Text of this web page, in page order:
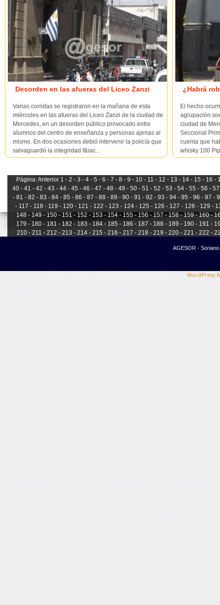
Desorden en las afueras del Liceo Zanzi
Varias corridas se registraron en la mañana de esta
miércoles en las afueras del Liceo Zanzi de la ciudad de
Mercedes, en un desorden público provocado entre
alumnos del centro de enseñanza y personas ajenas al
mismo. En dos ocasiones debió intervenir la policía que
salvaguardó la integridad f&iac...
¿Habrá
El hecho
agrupación
ciudad de
Seccional
cuenta que
whisky 100
Página:Anterior 1 -2 -3 -4 -5 -6 -7 -8 -9 -10 -11 -12 -13 -14 -15 -16 -
40 - 41 - 42 - 43 - 44 - 45 - 46 - 47 - 48 - 49 - 50 - 51 - 52 - 53 - 54 - 55 - 56 -
- 81 - 82 - 83 - 84 - 85 - 86 - 87 - 88 - 89 - 90 - 91 - 92 - 93 - 94 - 95 - 96 - 97 -
- 117 - 118 - 119 - 120 - 121 - 122 - 123 - 124 - 125 - 126 - 127 - 128 - 129 -
148 - 149 - 150 - 151 - 152 - 153 - 154 - 155 - 156 - 157 - 158 -159 -160 -
179 - 180 - 181 - 182 - 183 - 184 - 185 - 186 - 187 - 188 - 189 - 190 - 191 -
210 -211 -212 -213 -214 -215 -216 -217 -218 -219 -220 -221 -222 -
AGESOR -
WordPress